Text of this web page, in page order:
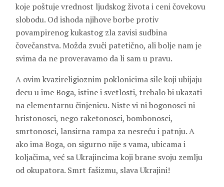
koje poštuje vrednost ljudskog života i ceni čovekovu
slobodu. Od ishoda njihove borbe protiv
povampirenog kukastog zla zavisi sudbina
čovečanstva. Možda zvuči patetično, ali bolje nam je
svima da ne proveravamo da li sam u pravu.
A ovim kvazireligioznim poklonicima sile koji ubijaju
decu u ime Boga, istine i svetlosti, trebalo bi ukazati
na elementarnu činjenicu. Niste vi ni bogonosci ni
hristonosci, nego raketonosci, bombonosci,
smrtonosci, lansirna rampa za nesreću i patnju. A
ako ima Boga, on sigurno nije s vama, ubicama i
koljačima, već sa Ukrajincima koji brane svoju zemlju
od okupatora. Smrt fašizmu, slava Ukrajini!